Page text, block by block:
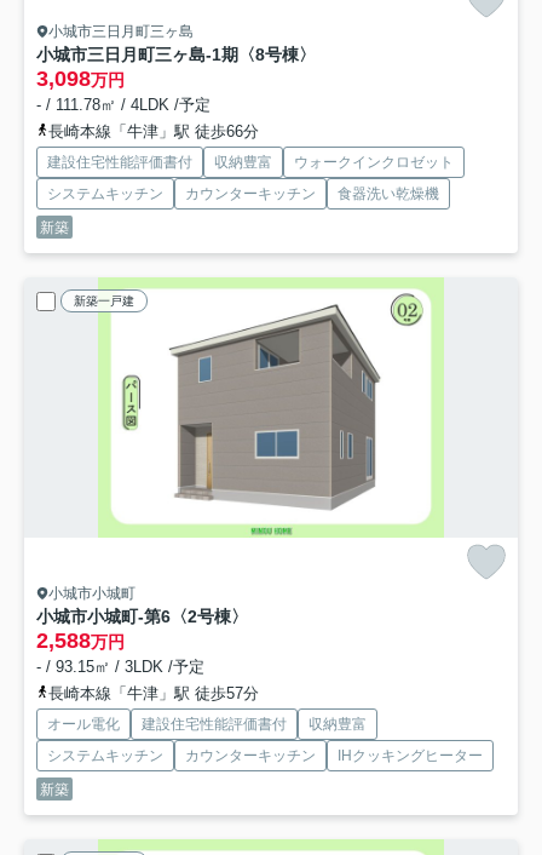
小城市三日月町三ヶ島
小城市三日月町三ヶ島-1期 〈8号棟〉
3,098万円
- / 111.78㎡ / 4LDK /予定
長崎本線「牛津」駅 徒歩66分
建設住宅性能評価書付 収納豊富
ウォークインクロゼット
システムキッチン
カウンターキッチン
食器洗い乾燥機
新築
新築一戸建
小城市小城町
小城市小城町-第6 〈2号棟〉
2,588万円
- / 93.15㎡ / 3LDK /予定
長崎本線「牛津」駅 徒歩57分
オール電化 建設住宅性能評価書付
収納豊富
システムキッチン
カウンターキッチン
IHクッキングヒーター
新築